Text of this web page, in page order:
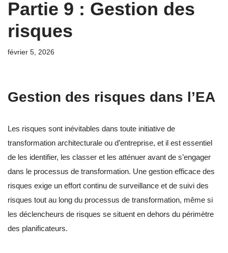
Partie 9 : Gestion des
risques
février 5, 2026
Gestion des risques dans l’EA
Les risques sont inévitables dans toute initiative de
transformation architecturale ou d’entreprise, et il est essentiel
de les identifier, les classer et les atténuer avant de s’engager
dans le processus de transformation. Une gestion efficace des
risques exige un effort continu de surveillance et de suivi des
risques tout au long du processus de transformation, même si
les déclencheurs de risques se situent en dehors du périmètre
des planificateurs.